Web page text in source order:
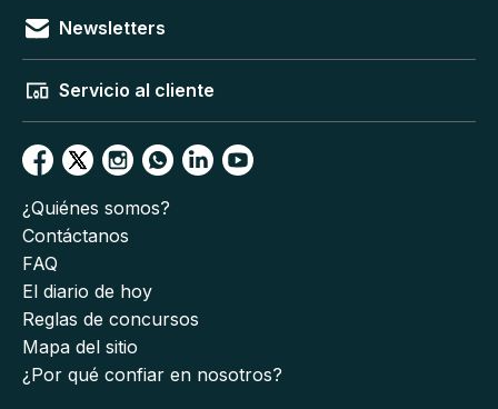
Newsletters
Servicio al cliente
¿Quiénes somos?
Contáctanos
FAQ
El diario de hoy
Reglas de concursos
Mapa del sitio
¿Por qué confiar en nosotros?